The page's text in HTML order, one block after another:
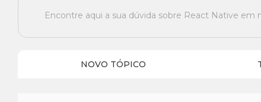
Encontre aqui a sua dúvida sobre React Native em
NOVO TÓPICO